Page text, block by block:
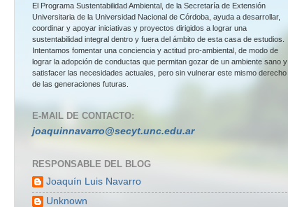
El Programa Sustentabilidad Ambiental, de la Secretaría de Extensión
Universitaria de la Universidad Nacional de Córdoba, ayuda a desarrollar,
coordinar y apoyar iniciativas y proyectos dirigidos a lograr una
sustentabilidad integral dentro y fuera del ámbito de esta casa de estudios.
Intentamos fomentar una conciencia y actitud pro-ambiental, de modo de
lograr la adopción de conductas que permitan gozar de un ambiente sano y
satisfacer las necesidades actuales, pero sin vulnerar este mismo derecho
de las generaciones futuras.
E-MAIL DE CONTACTO:
joaquinnavarro@secyt.unc.edu.ar
RESPONSABLE DEL BLOG
Joaquín Luis Navarro
Unknown